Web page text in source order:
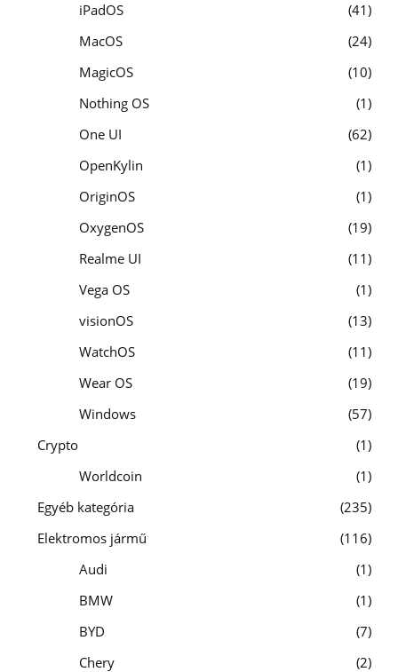
iPadOS
41
MacOS
24
MagicOS
10
Nothing OS
1
One UI
62
OpenKylin
1
OriginOS
1
OxygenOS
19
Realme UI
11
Vega OS
1
visionOS
13
WatchOS
11
Wear OS
19
Windows
57
Crypto
1
Worldcoin
1
Egyéb kategória
235
Elektromos jármű
116
Audi
1
BMW
1
BYD
7
Chery
2